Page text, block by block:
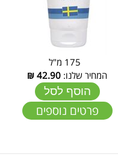
המחיר שלנו: 42.90
₪
הוסף לסל
פרטים נוספים